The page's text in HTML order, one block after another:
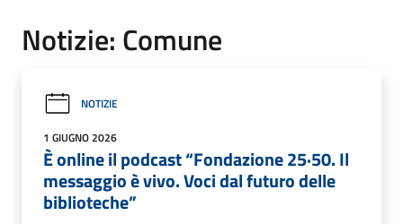
Notizie: Comune
NOTIZIE
1 GIUGNO 2026
È online il podcast “Fondazione 25·50. Il
messaggio è vivo. Voci dal futuro delle
biblioteche”